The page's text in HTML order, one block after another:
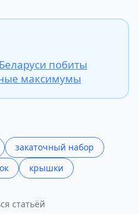
побиты
максимумы
закаточный набор
крышки
статьёй